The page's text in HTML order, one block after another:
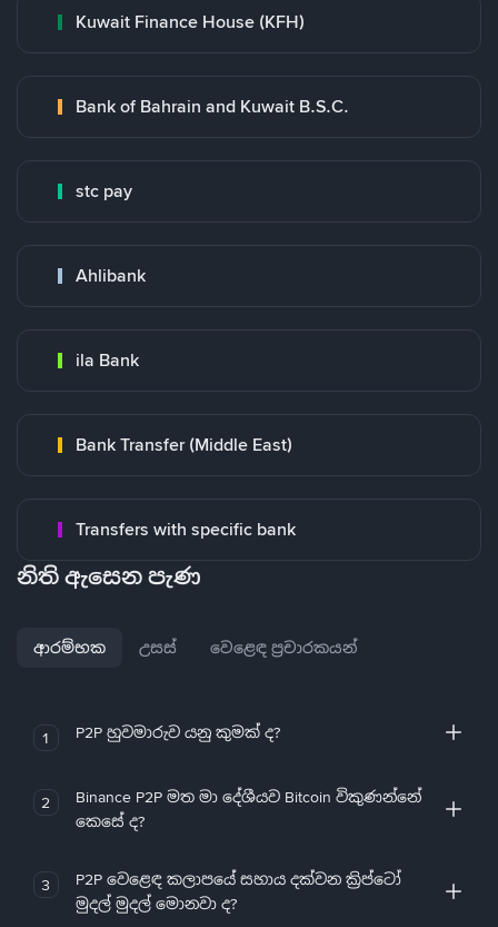
Kuwait Finance House (KFH)
Bank of Bahrain and Kuwait B.S.C.
stc pay
Ahlibank
ila Bank
Bank Transfer (Middle East)
Transfers with specific bank
නිති ඇසෙන පැණ
ආරම්භක උසස් වෙළෙඳ ප්‍රචාරකයන්
1 P2P හුවමාරුව යනු කුමක් ද?
2
Binance P2P මත මා දේශීයව Bitcoin විකුණන්නේ
කෙසේ ද?
3
P2P වෙළෙඳ කලාපයේ සහාය දක්වන ක්‍රිප්ටෝ
මුදල් මුදල් මොනවා ද?